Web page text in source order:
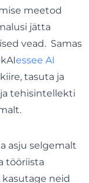
meetod
jätta
vead. Samas
essee AI
tasuta ja
tehisintellekti
asju selgemalt
tööriista
neid